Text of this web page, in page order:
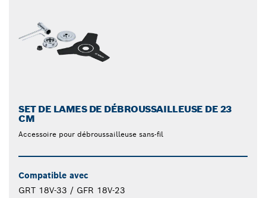
SET DE LAMES DE DÉBROUSSAILLEUSE DE 23
CM
Accessoire pour débroussailleuse sans-fil
Compatible avec
GRT 18V-33 / GFR 18V-23